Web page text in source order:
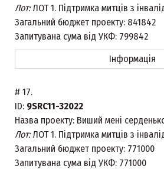
Лот:ЛОТ 1. Підтримка митців з
Загальний бюджет проекту: 841842
Запитувана сума від УКФ: 799842
Інформація
# 17.
ID: 9SRC11-32022
Назва проекту: Виший мені
Лот:ЛОТ 1. Підтримка митців з
Загальний бюджет проекту: 771000
Запитувана сума від УКФ: 771000